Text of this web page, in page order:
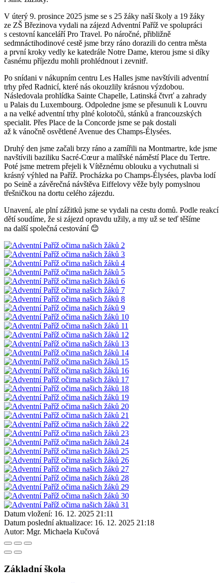
V úterý 9. prosince 2025 jsme se s 25 žáky naší školy a 19 žáky
ze ZŠ Březinova vydali na zájezd Adventní Paříž ve spolupráci
s cestovní kanceláří Pro Travel. Po náročné, přibližně
sedmnáctihodinové cestě jsme brzy ráno dorazili do centra města
a první kroky vedly ke katedrále Notre Dame, kterou jsme si díky
časnému příjezdu mohli prohlédnout i zevnitř.
Po snídani v nákupním centru Les Halles jsme navštívili adventní
trhy před Radnicí, které nás okouzlily krásnou výzdobou.
Následovala prohlídka Sainte Chapelle, Latinská čtvrť a zahrady
u Palais du Luxembourg. Odpoledne jsme se přesunuli k Louvru
a na velké adventní trhy plné kolotočů, stánků a francouzských
specialit. Přes Place de la Concorde jsme se pak dostali
až k vánočně osvětlené Avenue des Champs-Élysées.
Druhý den jsme začali brzy ráno a zamířili na Montmartre, kde jsme
navštívili baziliku Sacré-Cœur a malířské náměstí Place du Tertre.
Poté jsme metrem přejeli k Vítěznému oblouku a vychutnali si
krásný výhled na Paříž. Procházka po Champs-Élysées, plavba lodí
po Seině a závěrečná návštěva Eiffelovy věže byly pomyslnou
třešničkou na dortu celého zájezdu.
Unavení, ale plní zážitků jsme se vydali na cestu domů. Podle reakcí
dětí soudíme, že si zájezd opravdu užily, a my už se teď těšíme
na další společná cestování 😊
Datum vložení: 16. 12. 2025 21:11
Datum poslední aktualizace: 16. 12. 2025 21:18
Autor: Mgr. Michaela Kučová
Základní škola